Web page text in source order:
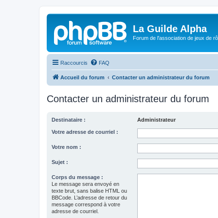
La Guilde Alpha
Forum de l'association de jeux de
Raccourcis FAQ
Accueil du forum Contacter un administrateur du forum
Contacter un administrateur du forum
Destinataire : Administrateur
Votre adresse de courriel :
Votre nom :
Sujet :
Corps du message :
Le message sera envoyé en
texte brut, sans balise HTML ou
BBCode. L’adresse de retour du
message correspond à votre
adresse de courriel.